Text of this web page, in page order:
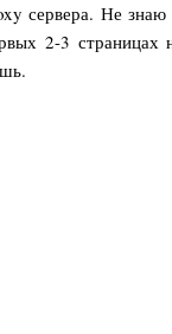
сервера. Не
2-3 страницах